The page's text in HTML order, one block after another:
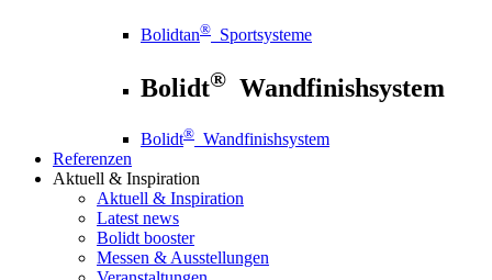
Bolidtan® Sportsysteme
Bolidt® Wandfinishsystem
Bolidt® Wandfinishsystem
Referenzen
Aktuell & Inspiration
Aktuell & Inspiration
Latest news
Bolidt booster
Messen & Ausstellungen